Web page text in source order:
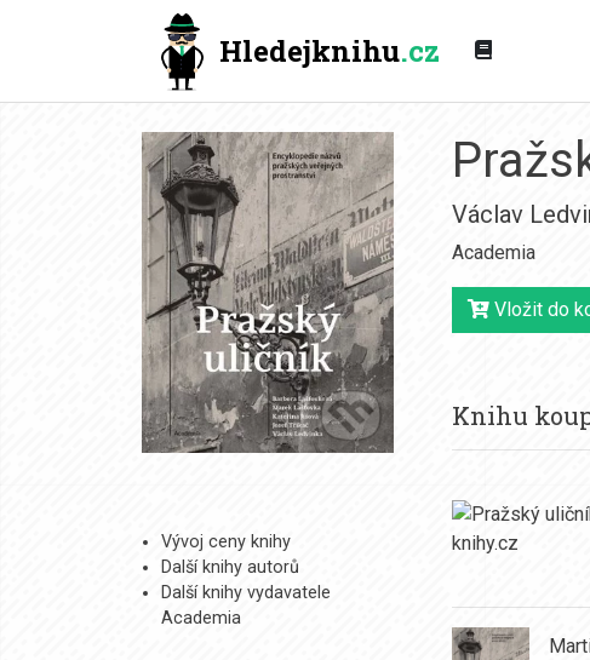
Hledejknihu.cz
Vývoj ceny knihy
Další knihy autorů
Další knihy vydavatele
Academia
Václav
Academia
Vložit do
Knihu